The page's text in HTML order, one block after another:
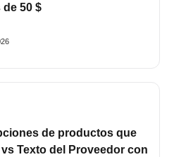
50 $
de productos que
Texto del Proveedor con